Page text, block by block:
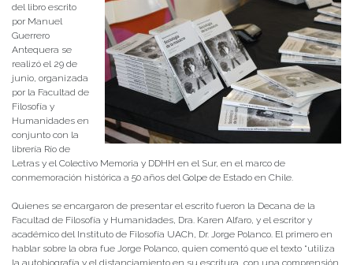
del libro escrito
por Manuel
Guerrero
Antequera se
realizó el 29 de
junio, organizada
por la Facultad de
Filosofía y
Humanidades en
conjunto con la
librería Río de
Letras y el Colectivo Memoria y DDHH en el Sur, en el marco de
conmemoración histórica a 50 años del Golpe de Estado en Chile.
Quienes se encargaron de presentar el escrito fueron la Decana de la
Facultad de Filosofía y Humanidades, Dra. Karen Alfaro, y el escritor y
académico del Instituto de Filosofía UACh, Dr. Jorge Polanco. El primero en
hablar sobre la obra fue Jorge Polanco, quien comentó que el texto “utiliza